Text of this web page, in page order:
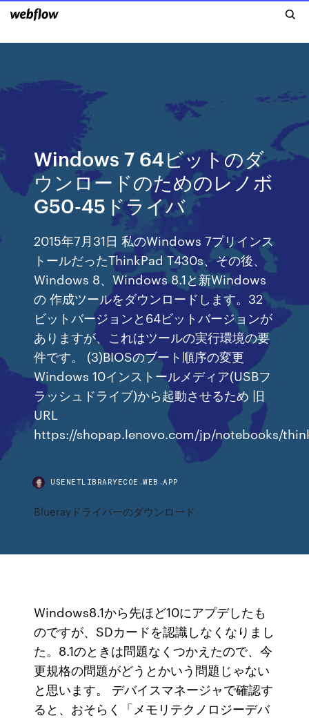
Windows 7 64ビットのダ
ウンロードのためのレノボ
G50-45ドライバ
2015年7月31日 私のWindows 7プリインス
トールだったThinkPad T430s、その後、
Windows 8、Windows 8.1と新Windows
の 作成ツールをダウンロードします。32
ビットバージョンと64ビットバージョンが
ありますが、これはツールの実行環境の要
件です。 (3)BIOSのブート順序の変更
Windows 10インストールメディア(USBフ
ラッシュドライブ)から起動させるため 旧
URL
https://shopap.lenovo.com/jp/notebooks/
USENETLIBRARYECOE.WEB.APP
Bluerayドライバーのダウンロード
Windows8.1から先ほど10にアプデしたも
のですが、SDカードを認識しなくなりまし
た。8.1のときは問題なくつかえたので、今
更規格の問題がどうとかいう問題じゃない
と思います。 デバイスマネージャで確認す
ると、おそらく「メモリテクノロジーデバ